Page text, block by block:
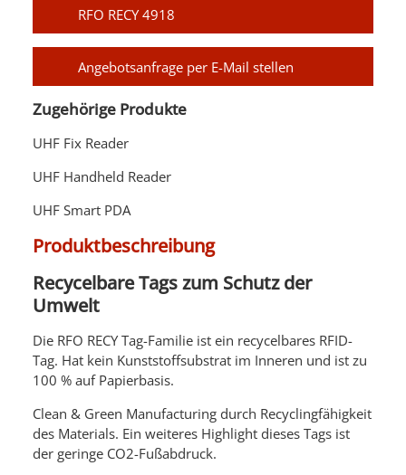
RFO RECY 4918
Angebotsanfrage per E-Mail stellen
Zugehörige Produkte
UHF Fix Reader
UHF Handheld Reader
UHF Smart PDA
Produktbeschreibung
Recycelbare Tags zum Schutz der
Umwelt
Die RFO RECY Tag-Familie ist ein recycelbares RFID-
Tag. Hat kein Kunststoffsubstrat im Inneren und ist zu
100 % auf Papierbasis.
Clean & Green Manufacturing durch Recyclingfähigkeit
des Materials. Ein weiteres Highlight dieses Tags ist
der geringe CO2-Fußabdruck.